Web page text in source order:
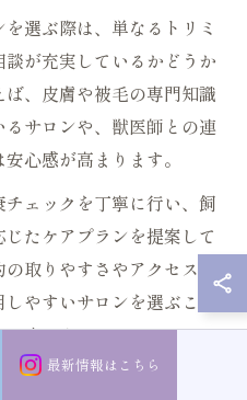
選ぶ際は、単なるトリミ
が充実しているかどうか
、皮膚や被毛の専門知識
サロンや、獣医師との連
心感が高まります。
ェックを丁寧に行い、飼
たケアプランを提案して
取りやすさやアクセスの
やすいサロンを選ぶこと
せません。
最新情報はこちら